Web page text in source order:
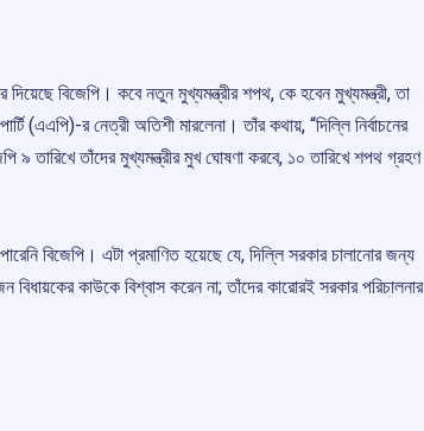
বিজেপি। কবে নতুন মুখ্যমন্ত্রীর শপথ, কে হবেন মুখ্যমন্ত্রী, তা
(এএপি)-র নেত্রী অতিশী মারলেনা। তাঁর কথায়, “দিল্লি নির্বাচনের
তারিখে তাঁদের মুখ্যমন্ত্রীর মুখ ঘোষণা করবে, ১০ তারিখে শপথ গ্রহণ
বিজেপি। এটা প্রমাণিত হয়েছে যে, দিল্লি সরকার চালানোর জন্য
বিধায়কের কাউকে বিশ্বাস করেন না; তাঁদের কারোরই সরকার পরিচালনার